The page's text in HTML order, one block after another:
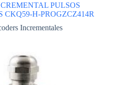
PULSOS
CKQ59-H-PROGZCZ414R
Incrementales